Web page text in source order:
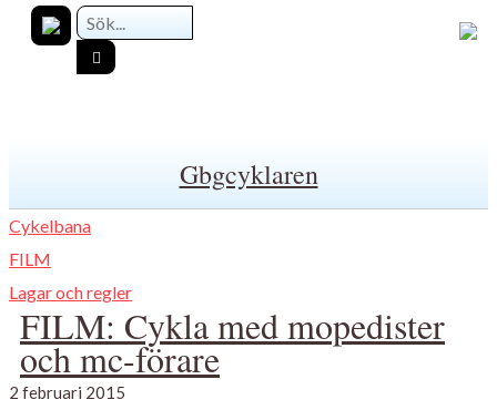
Gbgcyklaren
Cykelbana
FILM
Lagar och regler
FILM: Cykla med mopedister
och mc-förare
2 februari 2015